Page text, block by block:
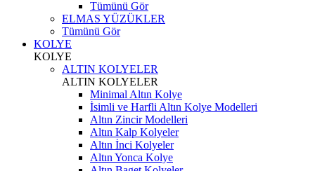
Tümünü Gör
ELMAS YÜZÜKLER
Tümünü Gör
KOLYE
KOLYE
ALTIN KOLYELER
ALTIN KOLYELER
Minimal Altın Kolye
İsimli ve Harfli Altın Kolye Modelleri
Altın Zincir Modelleri
Altın Kalp Kolyeler
Altın İnci Kolyeler
Altın Yonca Kolye